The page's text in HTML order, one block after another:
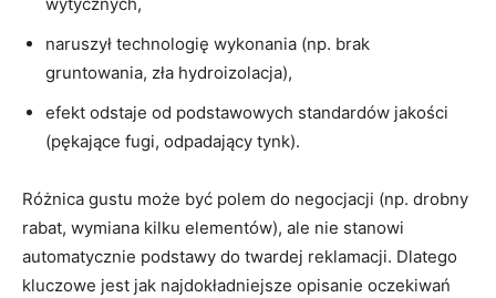
wytycznych,
naruszył technologię wykonania (np. brak
gruntowania, zła hydroizolacja),
efekt odstaje od podstawowych standardów jakości
(pękające fugi, odpadający tynk).
Różnica gustu może być polem do negocjacji (np. drobny
rabat, wymiana kilku elementów), ale nie stanowi
automatycznie podstawy do twardej reklamacji. Dlatego
kluczowe jest jak najdokładniejsze opisanie oczekiwań